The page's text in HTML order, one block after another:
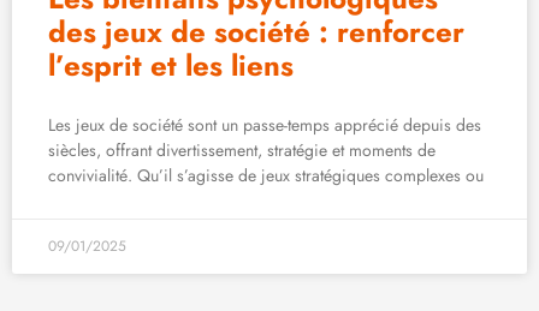
des jeux de société : renforcer
l’esprit et les liens
Les jeux de société sont un passe-temps apprécié depuis des
siècles, offrant divertissement, stratégie et moments de
convivialité. Qu’il s’agisse de jeux stratégiques complexes ou
09/01/2025